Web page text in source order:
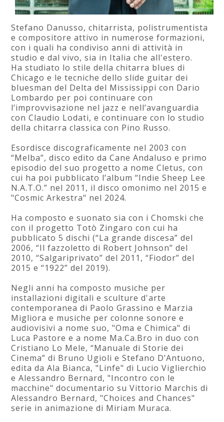
Stefano Danusso, chitarrista, polistrumentista
e compositore attivo in numerose formazioni,
con i quali ha condiviso anni di attività in
studio e dal vivo, sia in Italia che all'estero.
Ha studiato lo stile della chitarra blues di
Chicago e le tecniche dello slide guitar dei
bluesman del Delta del Mississippi con Dario
Lombardo per poi continuare con
l’improvvisazione nel jazz e nell’avanguardia
con Claudio Lodati, e continuare con lo studio
della chitarra classica con Pino Russo.
Esordisce discograficamente nel 2003 con
“Melba”, disco edito da Cane Andaluso e primo
episodio del suo progetto a nome Cletus, con
cui ha poi pubblicato l’album “Indie Sheep Lee
N.A.T.O.” nel 2011, il disco omonimo nel 2015 e
"Cosmic Arkestra" nel 2024.
Ha composto e suonato sia con i Chomski che
con il progetto Totò Zingaro con cui ha
pubblicato 5 dischi (“La grande discesa” del
2006, “Il fazzoletto di Robert Johnson” del
2010, “Salgariprivato” del 2011, “Fiodor” del
2015 e “1922” del 2019).
Negli anni ha composto musiche per
installazioni digitali e sculture d'arte
contemporanea di Paolo Grassino e Marzia
Migliora e musiche per colonne sonore e
audiovisivi a nome suo, "Oma e Chimica" di
Luca Pastore e a nome Ma.Ca.Bro in duo con
Cristiano Lo Mele, “Manuale di Storie dei
Cinema” di Bruno Ugioli e Stefano D’Antuono,
edita da Ala Bianca, "Linfe" di Lucio Viglierchio
e Alessandro Bernard, "Incontro con le
macchine" documentario su Vittorio Marchis di
Alessandro Bernard, "Choices and Chances"
serie in animazione di Miriam Muraca.